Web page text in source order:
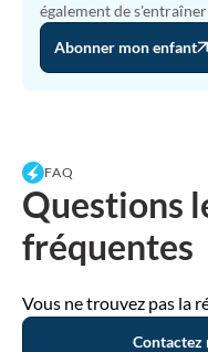
également de
Abonner mon enfant
FAQ
Questions
fréquentes
Vous ne trouvez pas la
Contactez